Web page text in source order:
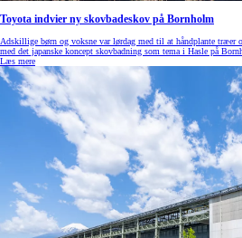
Toyota indvier ny skovbadeskov på Bornholm
Adskillige børn og voksne var lørdag med til at håndplante træer
med det japanske koncept skovbadning som tema i Hasle på
Læs mere